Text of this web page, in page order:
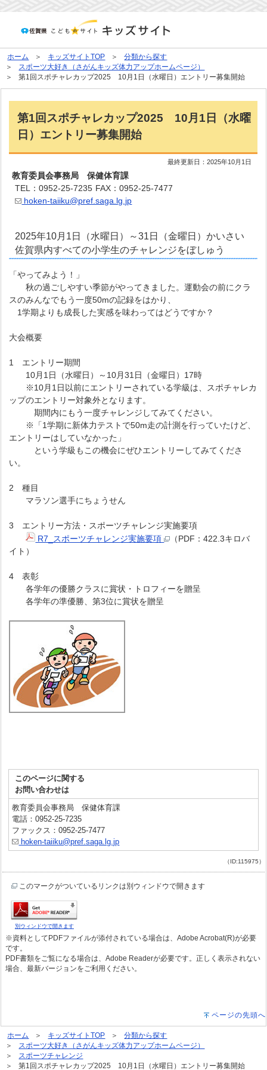
ホーム キッズサイトTOP
分類から探す
スポーツ大好き（さがんキッズ体力アップホームページ）
第1回スポチャレカップ2025 10月1日（水曜日）エントリー募集開始
第1回スポチャレカップ2025 10月1日（水曜
日）エントリー募集開始
最終更新日：2025年10月1日
教育委員会事務局 保健体育課
TEL：0952-25-7235 FAX：0952-25-7477
hoken-taiiku@pref.saga.lg.jp
2025年10月1日（水曜日）～31日（金曜日）かいさい
佐賀県内すべての小学生のチャレンジをぼしゅう
「やってみよう！」
秋の過ごしやすい季節がやってきました。運動会の前にクラ
スのみんなでもう一度50mの記録をはかり、
1学期よりも成長した実感を味わってはどうですか？
大会概要
1 エントリー期間
10月1日（水曜日）～10月31日（金曜日）17時
※10月1日以前にエントリーされている学級は、スポチャレカ
ップのエントリー対象外となります。
期間内にもう一度チャレンジしてみてください。
※「1学期に新体力テストで50m走の計測を行っていたけど、
エントリーはしていなかった」
という学級もこの機会にぜひエントリーしてみてくださ
い。
2 種目
マラソン選手にちょうせん
3 エントリー方法・スポーツチャレンジ実施要項
R7_スポーツチャレンジ実施要項
（PDF：422.3キロバ
イト）
4 表彰
各学年の優勝クラスに賞状・トロフィーを贈呈
各学年の準優勝、第3位に賞状を贈呈
このページに関する
お問い合わせは
教育委員会事務局 保健体育課
電話：0952-25-7235
ファックス：0952-25-7477
hoken-taiiku@pref.saga.lg.jp
（ID:115975）
このマークがついているリンクは別ウィンドウで開きます
別ウィンドウで開きます
※資料としてPDFファイルが添付されている場合は、Adobe Acrobat(R)が必要
です。
PDF書類をご覧になる場合は、Adobe Readerが必要です。正しく表示されない
場合、最新バージョンをご利用ください。
ページの先頭へ
ホーム キッズサイトTOP
分類から探す
スポーツ大好き（さがんキッズ体力アップホームページ）
スポーツチャレンジ
第1回スポチャレカップ2025 10月1日（水曜日）エントリー募集開始